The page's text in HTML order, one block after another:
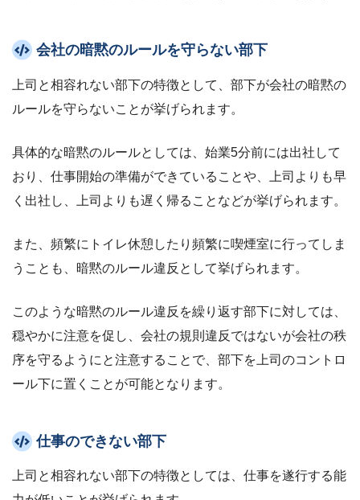
会社の暗黙のルールを守らない部下
上司と相容れない部下の特徴として、部下が会社の暗黙の
ルールを守らないことが挙げられます。
具体的な暗黙のルールとしては、始業5分前には出社して
おり、仕事開始の準備ができていることや、上司よりも早
く出社し、上司よりも遅く帰ることなどが挙げられます。
また、頻繁にトイレ休憩したり頻繁に喫煙室に行ってしま
うことも、暗黙のルール違反として挙げられます。
このような暗黙のルール違反を繰り返す部下に対しては、
穏やかに注意を促し、会社の規則違反ではないが会社の秩
序を守るようにと注意することで、部下を上司のコントロ
ール下に置くことが可能となります。
仕事のできない部下
上司と相容れない部下の特徴としては、仕事を遂行する能